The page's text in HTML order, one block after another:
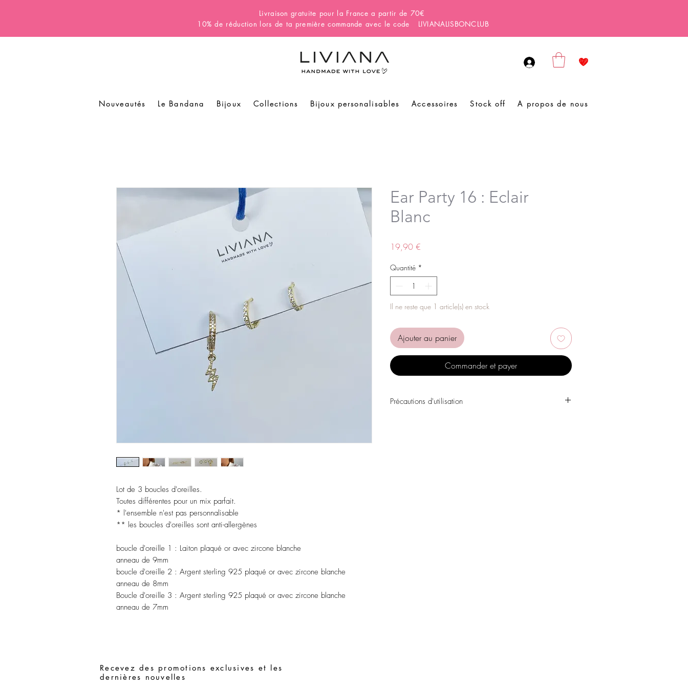
Livraison gratuite pour la France a partir de 70€
10% de réduction lors de ta première commande avec le code LIVIANALISBONCLUB
Nouveautés Le Bandana Bijoux Collections Bijoux personalisables Accessoires Stock off A propos de nous
Lot de 3 boucles d'oreilles.
Toutes différentes pour un mix parfait.
* l'ensemble n'est pas personnalisable
** les boucles d'oreilles sont anti-allergènes
boucle d'oreille 1 : Laiton plaqué or avec zircone blanche
anneau de 9mm
boucle d'oreille 2 : Argent sterling 925 plaqué or avec zircone blanche
anneau de 8mm
Boucle d'oreille 3 : Argent sterling 925 plaqué or avec zircone blanche
anneau de 7mm
Ear Party 16 : Eclair
Blanc
19,90 €
Quantité *
Il ne reste que 1 article(s) en stock
Ajouter au panier
Commander et payer
Précautions d'utilisation
Recevez des promotions exclusives et les
dernières nouvelles